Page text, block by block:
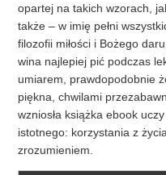
opartej na takich wzorach,
także – w imię pełni
filozofii miłości i Bożego
wina najlepiej pić podczas
umiarem, prawdopodobnie
piękna, chwilami
wzniosła książka ebook
istotnego: korzystania z
zrozumieniem.